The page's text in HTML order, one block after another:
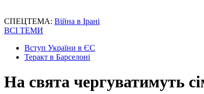
СПЕЦТЕМА: Війна в Ірані
ВСІ ТЕМИ
Вступ України в ЄС
Теракт в Барселоні
На свята чергуватимуть